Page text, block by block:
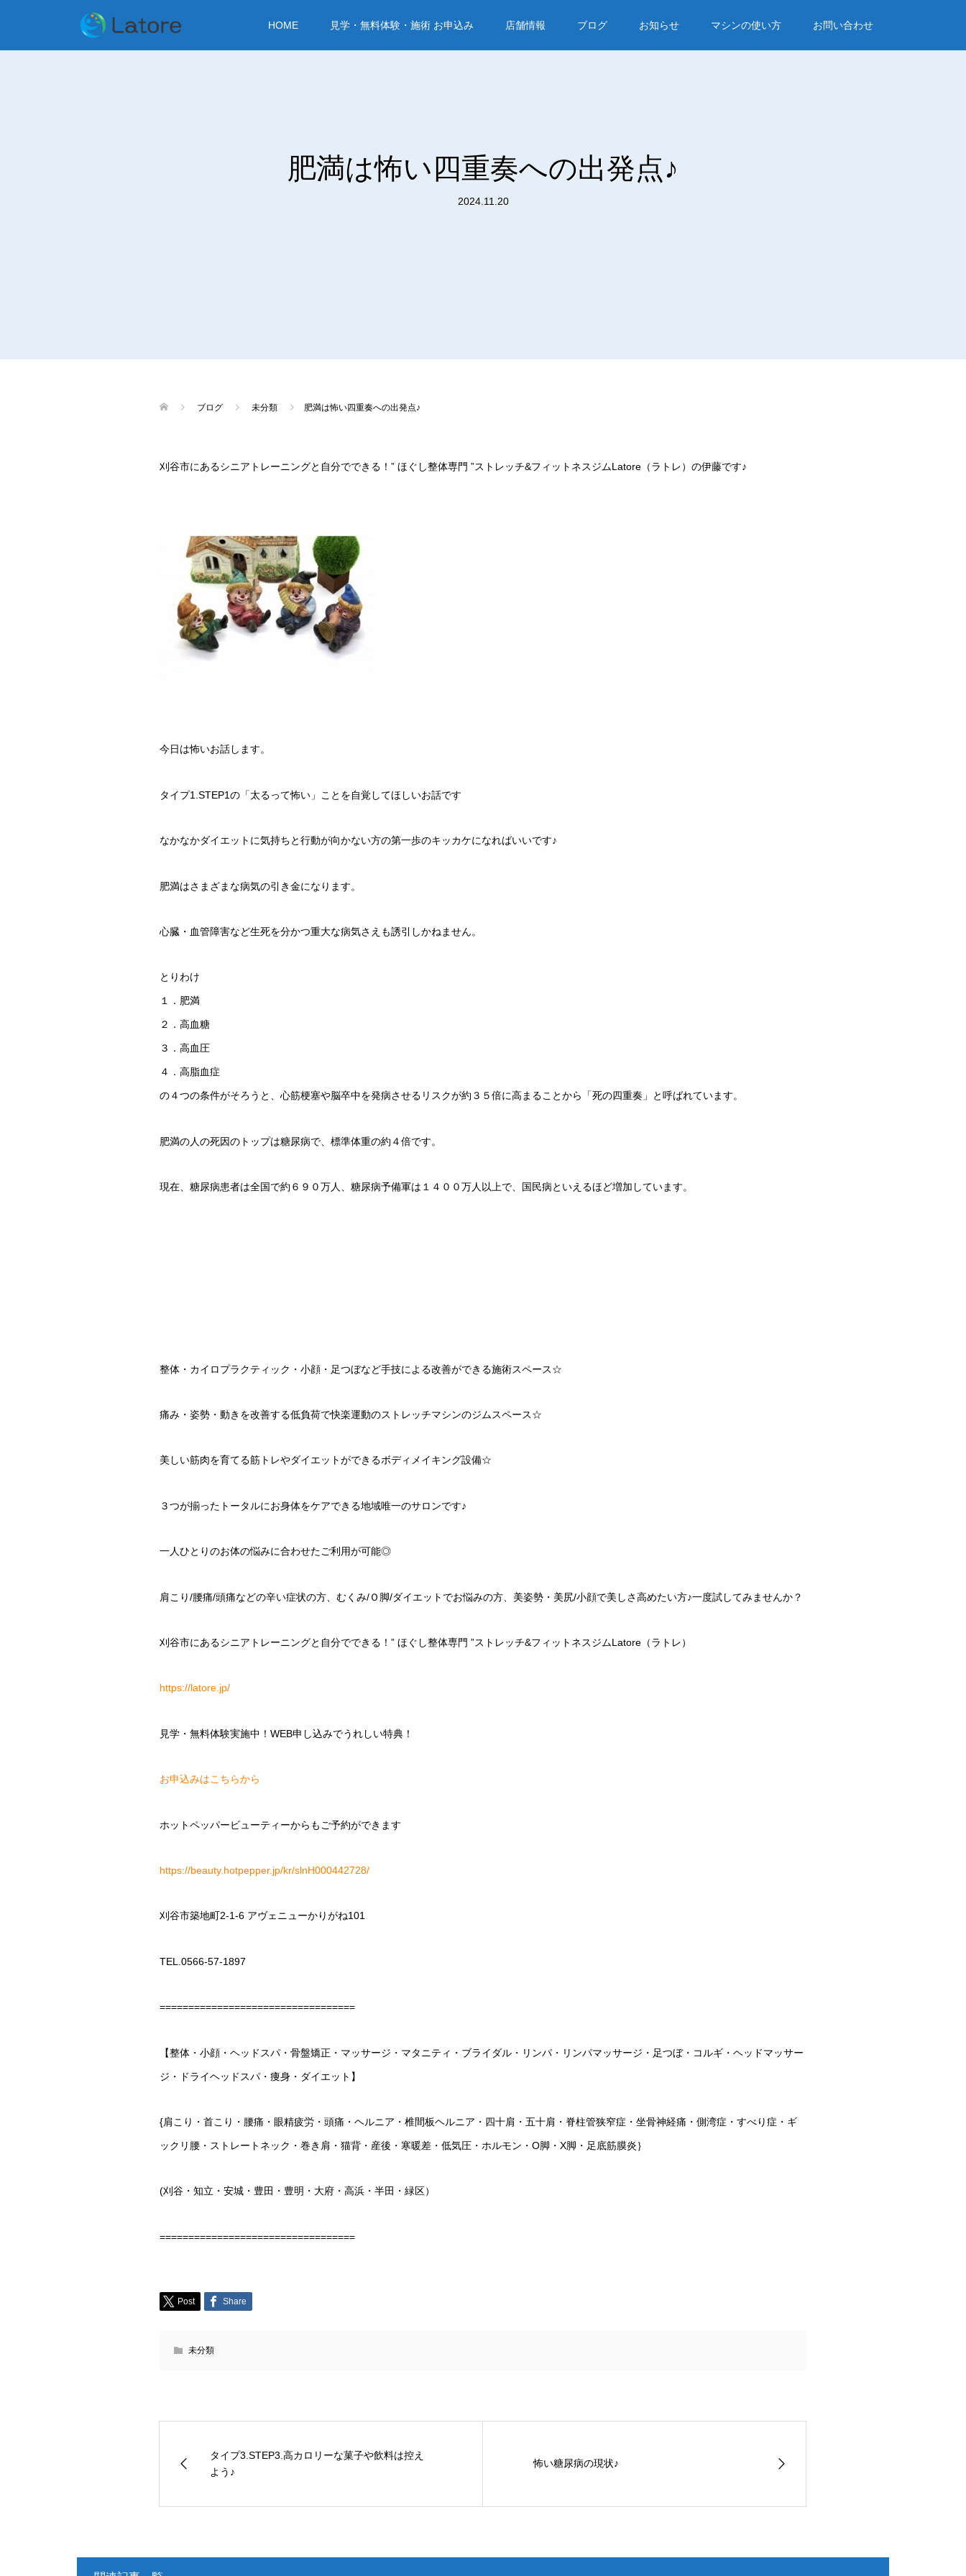
HOME 見学・無料体験・施術 お申込み 店舗情報 ブログ お知らせ マシンの使い方 お問い合わせ
肥満は怖い四重奏への出発点♪
2024.11.20
ブログ 未分類 肥満は怖い四重奏への出発点♪
刈谷市にあるシニアトレーニングと自分でできる！” ほぐし整体専門 ”ストレッチ&フィットネスジムLatore（ラトレ）の伊藤です♪
今日は怖いお話します。
タイプ1.STEP1の「太るって怖い」ことを自覚してほしいお話です
なかなかダイエットに気持ちと行動が向かない方の第一歩のキッカケになればいいです♪
肥満はさまざまな病気の引き金になります。
心臓・血管障害など生死を分かつ重大な病気さえも誘引しかねません。
とりわけ
１．肥満
２．高血糖
３．高血圧
４．高脂血症
の４つの条件がそろうと、心筋梗塞や脳卒中を発病させるリスクが約３５倍に高まることから「死の四重奏」と呼ばれています。
肥満の人の死因のトップは糖尿病で、標準体重の約４倍です。
現在、糖尿病患者は全国で約６９０万人、糖尿病予備軍は１４００万人以上で、国民病といえるほど増加しています。
整体・カイロプラクティック・小顔・足つぼなど手技による改善ができる施術スペース☆
痛み・姿勢・動きを改善する低負荷で快楽運動のストレッチマシンのジムスペース☆
美しい筋肉を育てる筋トレやダイエットができるボディメイキング設備☆
３つが揃ったトータルにお身体をケアできる地域唯一のサロンです♪
一人ひとりのお体の悩みに合わせたご利用が可能◎
肩こり/腰痛/頭痛などの辛い症状の方、むくみ/Ｏ脚/ダイエットでお悩みの方、美姿勢・美尻/小顔で美しさ高めたい方♪一度試してみませんか？
刈谷市にあるシニアトレーニングと自分でできる！” ほぐし整体専門 ”ストレッチ&フィットネスジムLatore（ラトレ）
https://latore.jp/
見学・無料体験実施中！WEB申し込みでうれしい特典！
お申込みはこちらから
ホットペッパービューティーからもご予約ができます
https://beauty.hotpepper.jp/kr/slnH000442728/
刈谷市築地町2-1-6 アヴェニューかりがね101
TEL.0566-57-1897
==================================
【整体・小顔・ヘッドスパ・骨盤矯正・マッサージ・マタニティ・ブライダル・リンパ・リンパマッサージ・足つぼ・コルギ・ヘッドマッサー
ジ・ドライヘッドスパ・痩身・ダイエット】
{肩こり・首こり・腰痛・眼精疲労・頭痛・ヘルニア・椎間板ヘルニア・四十肩・五十肩・脊柱管狭窄症・坐骨神経痛・側湾症・すべり症・ギ
ックリ腰・ストレートネック・巻き肩・猫背・産後・寒暖差・低気圧・ホルモン・O脚・X脚・足底筋膜炎｝
(刈谷・知立・安城・豊田・豊明・大府・高浜・半田・緑区）
==================================
Post Share
未分類
タイプ3.STEP3.高カロリーな菓子や飲料は控え
よう♪
怖い糖尿病の現状♪